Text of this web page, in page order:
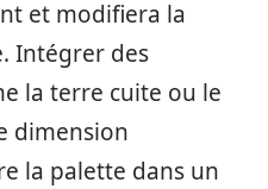
et modifiera la
Intégrer des
la terre cuite ou le
dimension
la palette dans un